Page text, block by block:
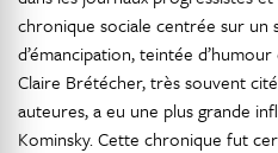
chronique sociale centrée sur un
d’émancipation, teintée
Claire Brétécher, très souvent
auteures, a eu une plus grande
Kominsky. Cette chronique fut